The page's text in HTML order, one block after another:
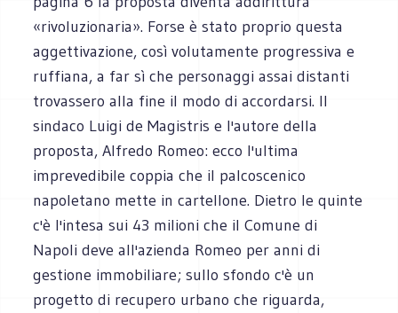
«rivoluzionaria». Forse è stato proprio questa
aggettivazione, così volutamente progressiva e
ruffiana, a far sì che personaggi assai distanti
trovassero alla fine il modo di accordarsi. Il
sindaco Luigi de Magistris e l'autore della
proposta, Alfredo Romeo: ecco l'ultima
imprevedibile coppia che il palcoscenico
napoletano mette in cartellone. Dietro le quinte
c'è l'intesa sui 43 milioni che il Comune di
Napoli deve all'azienda Romeo per anni di
gestione immobiliare; sullo sfondo c'è un
progetto di recupero urbano che riguarda,